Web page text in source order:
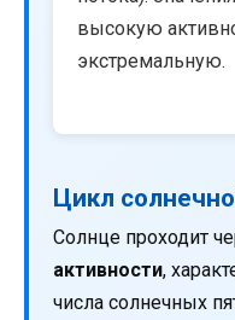
высокую
экстремальную.
Цикл
Солнце проходит
активности,
числа солнечных